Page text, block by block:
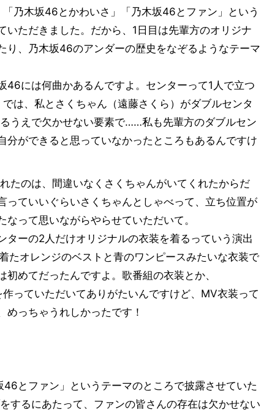
乃木坂46とかわいさ」「乃木坂46とファン」という
いただきました。だから、1日目は先輩方のオリジナ
り、乃木坂46のアンダーの歴史をなぞるようなテーマ
46には何曲かあるんですよ。センターって1人で立つ
は、私とさくちゃん（遠藤さくら）がダブルセンタ
うえで欠かせない要素で……私も先輩方のダブルセン
分ができると思っていなかったところもあるんですけ
たのは、間違いなくさくちゃんがいてくれたからだ
っていいぐらいさくちゃんとしゃべって、立ち位置が
って思いながらやらせていただいて。
ターの2人だけオリジナルの衣装を着るっていう演出
たオレンジのベストと青のワンピースみたいな衣装で
めてだったんですよ。歌番組の衣装とか、
っていただいてありがたいんですけど、MV衣装って
っちゃうれしかったです！
とファン」というテーマのところで披露させていた
するにあたって、ファンの皆さんの存在は欠かせない